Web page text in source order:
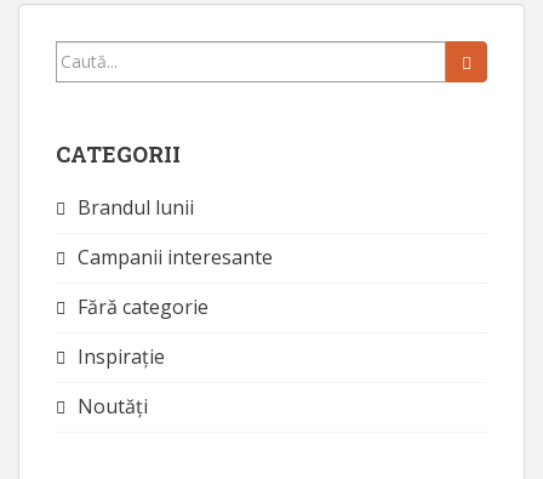
Caută...
CATEGORII
Brandul lunii
Campanii interesante
Fără categorie
Inspirație
Noutăţi